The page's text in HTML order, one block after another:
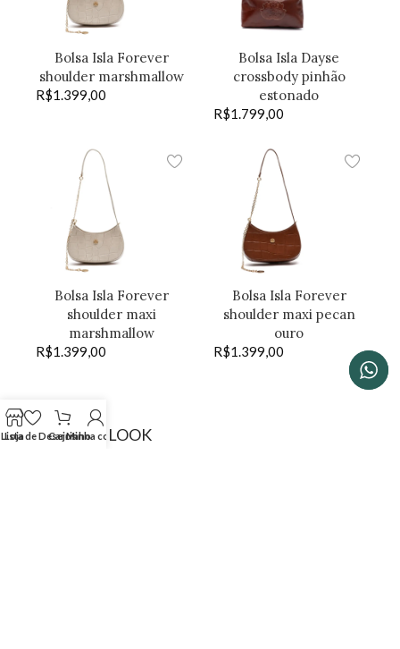
Bolsa Isla Forever
shoulder marshmallow
R$1.399,00
Bolsa Isla Dayse
crossbody pinhão
estonado
R$1.799,00
Bolsa Isla Forever
shoulder maxi
marshmallow
R$1.399,00
Bolsa Isla Forever
shoulder maxi pecan
ouro
R$1.399,00
SHOP THE LOOK
Loja
Lista de Desejos
Carrinho
Minha conta